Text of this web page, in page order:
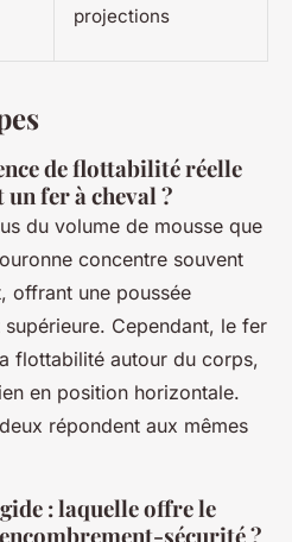
projections
de flottabilité réelle
fer à cheval ?
du volume de mousse que
concentre souvent
offrant une poussée
supérieure. Cependant, le fer
flottabilité autour du corps,
en position horizontale.
répondent aux mêmes
: laquelle offre le
sécurité ?